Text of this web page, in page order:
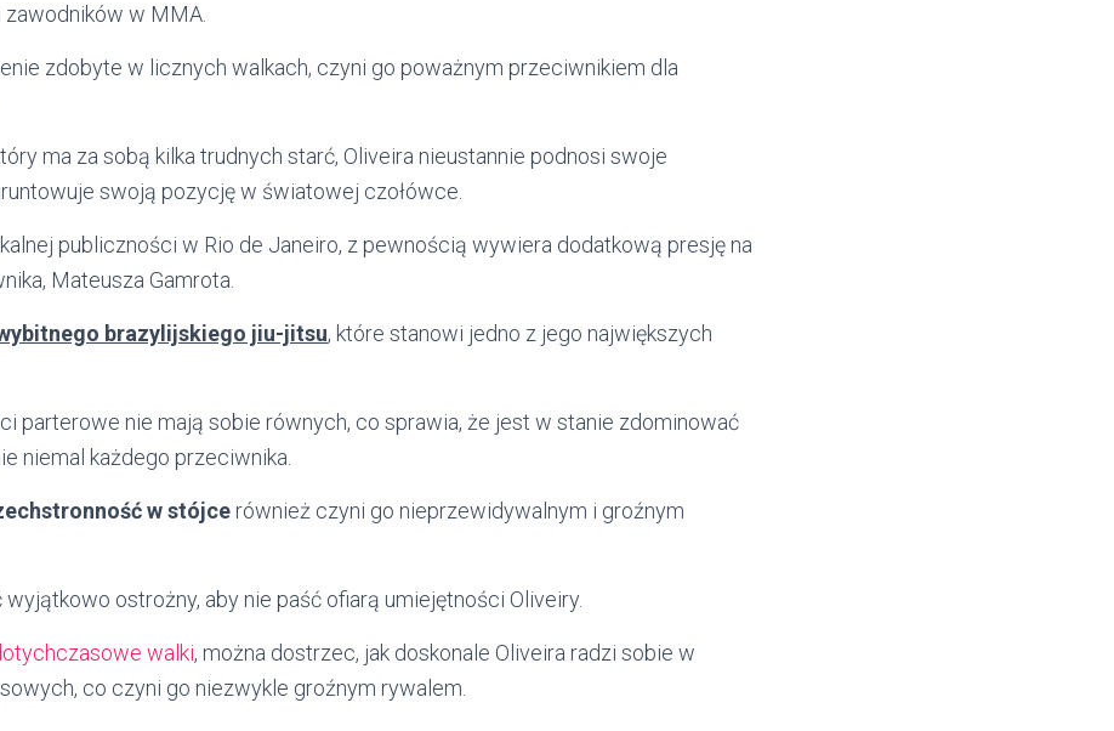
w MMA.
zdobyte w licznych walkach, czyni go poważnym przeciwnikiem dla
ma za sobą kilka trudnych starć, Oliveira nieustannie podnosi swoje
swoją pozycję w światowej czołówce.
publiczności w Rio de Janeiro, z pewnością wywiera dodatkową presję na
Mateusza Gamrota.
brazylijskiego jiu-jitsu, które stanowi jedno z jego największych
parterowe nie mają sobie równych, co sprawia, że jest w stanie zdominować
niemal każdego przeciwnika.
w stójce również czyni go nieprzewidywalnym i groźnym
wyjątkowo ostrożny, aby nie paść ofiarą umiejętności Oliveiry.
walki, można dostrzec, jak doskonale Oliveira radzi sobie w
co czyni go niezwykle groźnym rywalem.